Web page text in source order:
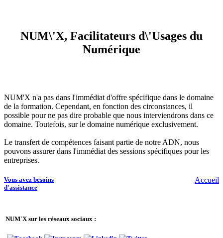
NUM\'X, Facilitateurs d\'Usages du
Numérique
NUM'X n'a pas dans l'immédiat d'offre spécifique dans le domaine
de la formation. Cependant, en fonction des circonstances, il
possible pour ne pas dire probable que nous interviendrons dans ce
domaine. Toutefois, sur le domaine numérique exclusivement.
Le transfert de compétences faisant partie de notre ADN, nous
pouvons assurer dans l'immédiat des sessions spécifiques pour les
entreprises.
Accueil
Vous avez besoins
d'assistance
NUM'X sur les réseaux sociaux :